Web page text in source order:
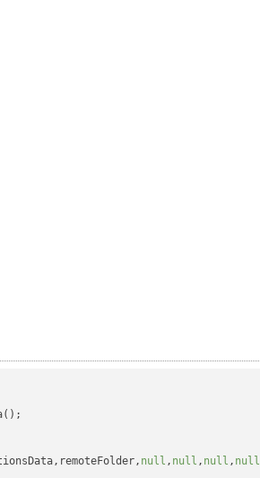
null , null , null , null